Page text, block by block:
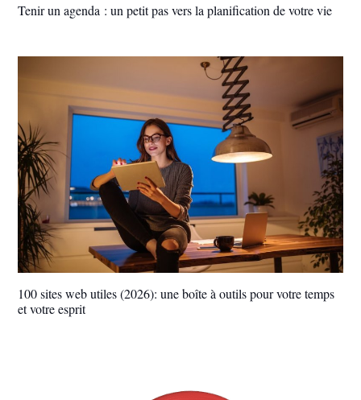
Tenir un agenda : un petit pas vers la planification de votre vie
100 sites web utiles (2026): une boîte à outils pour votre temps
et votre esprit